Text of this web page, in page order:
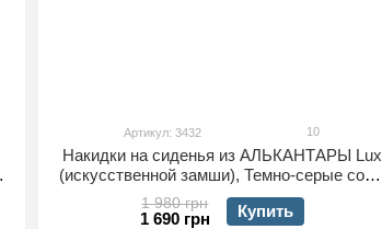
Артикул: 3432 10
Накидки на сиденья из АЛЬКАНТАРЫ Lux
(искусственной замши), Темно-серые соты
с серой нитью, Премиум+, Передний
комплект
1 980 грн
1 690 грн Купить